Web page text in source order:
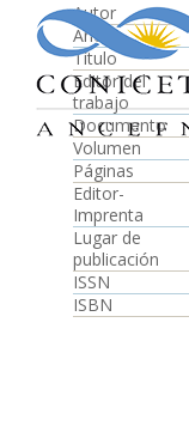
Autor
Año
Título
Editor del
trabajo
Documento
Volumen
Páginas
Editor-
Imprenta
Lugar de
publicación
ISSN
ISBN